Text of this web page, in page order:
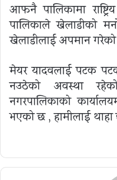
आफनै पालिकामा
पालिकाले खेलाडीको
खेलाडीलाई अपमान
मेयर यादवलाई पटक
नउठेको अवस्था
नगरपालिकाको
भएको छ , हामीलाई